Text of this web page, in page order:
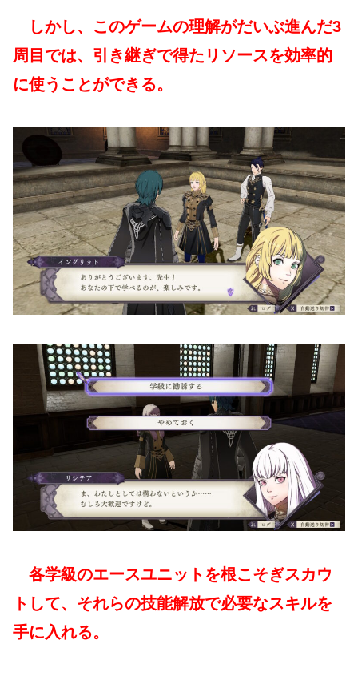
しかし、このゲームの理解がだいぶ進んだ3
周目では、引き継ぎで得たリソースを効率的
に使うことができる。
各学級のエースユニットを根こそぎスカウ
トして、それらの技能解放で必要なスキルを
手に入れる。